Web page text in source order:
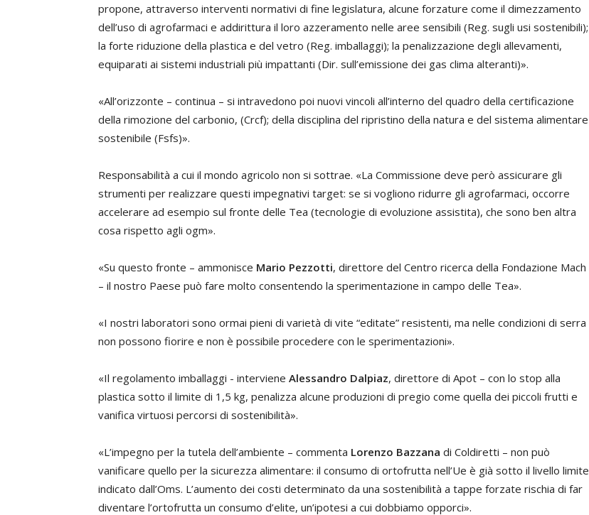
propone, attraverso interventi normativi di fine legislatura, alcune forzature come il dimezzamento
dell’uso di agrofarmaci e addirittura il loro azzeramento nelle aree sensibili (Reg. sugli usi sostenibili);
la forte riduzione della plastica e del vetro (Reg. imballaggi); la penalizzazione degli allevamenti,
equiparati ai sistemi industriali più impattanti (Dir. sull’emissione dei gas clima alteranti)».
«All’orizzonte – continua – si intravedono poi nuovi vincoli all’interno del quadro della certificazione
della rimozione del carbonio, (Crcf); della disciplina del ripristino della natura e del sistema alimentare
sostenibile (Fsfs)».
Responsabilità a cui il mondo agricolo non si sottrae. «La Commissione deve però assicurare gli
strumenti per realizzare questi impegnativi target: se si vogliono ridurre gli agrofarmaci, occorre
accelerare ad esempio sul fronte delle Tea (tecnologie di evoluzione assistita), che sono ben altra
cosa rispetto agli ogm».
«Su questo fronte – ammonisce Mario Pezzotti, direttore del Centro ricerca della Fondazione Mach
– il nostro Paese può fare molto consentendo la sperimentazione in campo delle Tea».
«I nostri laboratori sono ormai pieni di varietà di vite “editate” resistenti, ma nelle condizioni di serra
non possono fiorire e non è possibile procedere con le sperimentazioni».
«Il regolamento imballaggi - interviene Alessandro Dalpiaz, direttore di Apot – con lo stop alla
plastica sotto il limite di 1,5 kg, penalizza alcune produzioni di pregio come quella dei piccoli frutti e
vanifica virtuosi percorsi di sostenibilità».
«L’impegno per la tutela dell’ambiente – commenta Lorenzo Bazzana di Coldiretti – non può
vanificare quello per la sicurezza alimentare: il consumo di ortofrutta nell’Ue è già sotto il livello limite
indicato dall’Oms. L’aumento dei costi determinato da una sostenibilità a tappe forzate rischia di far
diventare l’ortofrutta un consumo d’elite, un’ipotesi a cui dobbiamo opporci».